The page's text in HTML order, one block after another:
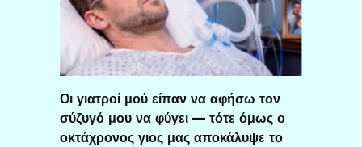
Οι γιατροί μού είπαν να αφήσω τον
σύζυγό μου να φύγει — τότε όμως ο
οκτάχρονος γιος μας αποκάλυψε το